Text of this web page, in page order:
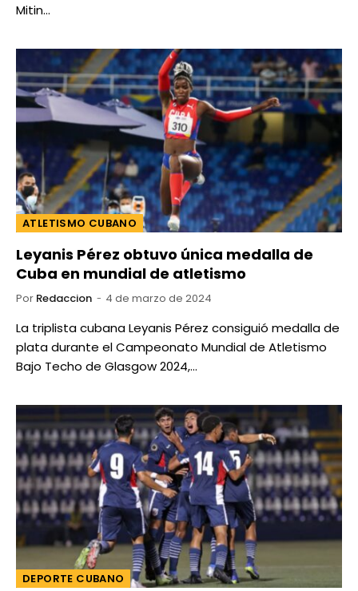
Mitin…
ATLETISMO CUBANO
Leyanis Pérez obtuvo única medalla de
Cuba en mundial de atletismo
Por Redaccion 4 de marzo de 2024
La triplista cubana Leyanis Pérez consiguió medalla de
plata durante el Campeonato Mundial de Atletismo
Bajo Techo de Glasgow 2024,…
DEPORTE CUBANO